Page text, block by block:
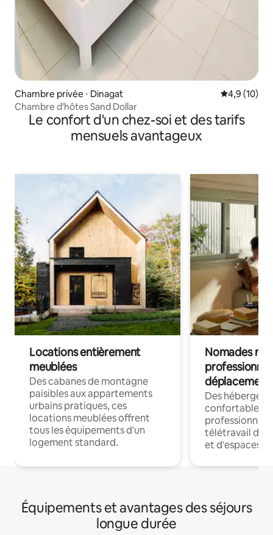
Chambre privée ⋅ Dinagat Évaluation
4,9 (10)
Chambre d'hôtes Sand Dollar
Le confort d'un chez-soi et des tarifs
mensuels avantageux
Locations entièrement
meublées
Des cabanes de montagne
paisibles aux appartements
urbains pratiques, ces
locations meublées offrent
tous les équipements d'un
logement standard.
Nomades
déplacement
Des
confortables
professionnels
télétravail
et d'espaces
Équipements et avantages des séjours
longue durée